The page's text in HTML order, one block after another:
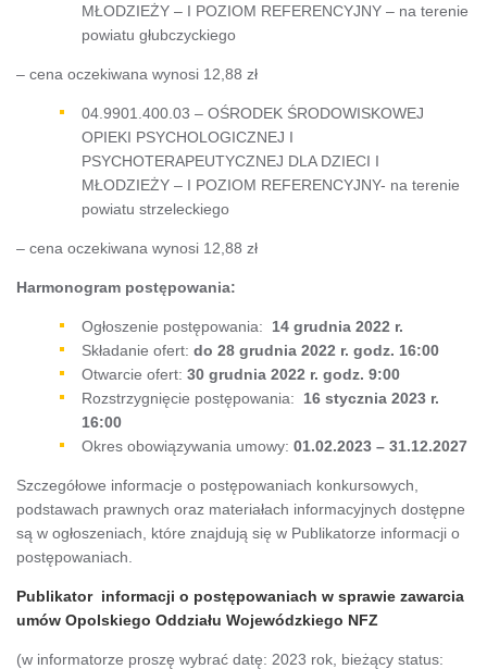
MŁODZIEŻY – I POZIOM REFERENCYJNY – na terenie
powiatu głubczyckiego
– cena oczekiwana wynosi 12,88 zł
04.9901.400.03 – OŚRODEK ŚRODOWISKOWEJ
OPIEKI PSYCHOLOGICZNEJ I
PSYCHOTERAPEUTYCZNEJ DLA DZIECI I
MŁODZIEŻY – I POZIOM REFERENCYJNY- na terenie
powiatu strzeleckiego
– cena oczekiwana wynosi 12,88 zł
Harmonogram postępowania:
Ogłoszenie postępowania: 14 grudnia 2022 r.
Składanie ofert: do 28 grudnia 2022 r. godz. 16:00
Otwarcie ofert: 30 grudnia 2022 r. godz. 9:00
Rozstrzygnięcie postępowania:
16 stycznia 2023 r.
16:00
Okres obowiązywania umowy: 01.02.2023 – 31.12.2027
Szczegółowe informacje o postępowaniach konkursowych,
podstawach prawnych oraz materiałach informacyjnych dostępne
są w ogłoszeniach, które znajdują się w Publikatorze informacji o
postępowaniach.
Publikator informacji o postępowaniach w sprawie zawarcia
umów Opolskiego Oddziału Wojewódzkiego NFZ
(w informatorze proszę wybrać datę: 2023 rok, bieżący status: